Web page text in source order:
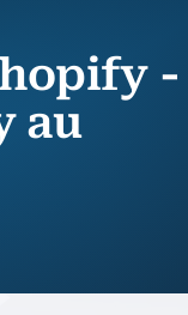
-
au